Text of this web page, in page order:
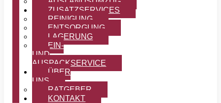
ZUSATZSERVICES
REINIGUNG
ENTSORGUNG
LAGERUNG
EIN-
UND
AUSPACKSERVICE
ÜBER
UNS
RATGEBER
KONTAKT